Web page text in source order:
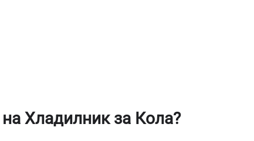
Хладилник за Кола?